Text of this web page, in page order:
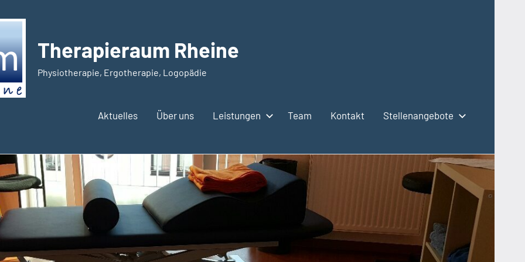
Therapieraum Rheine
Physiotherapie, Ergotherapie, Logopädie
Aktuelles Über uns Leistungen Team Kontakt Stellenangebote